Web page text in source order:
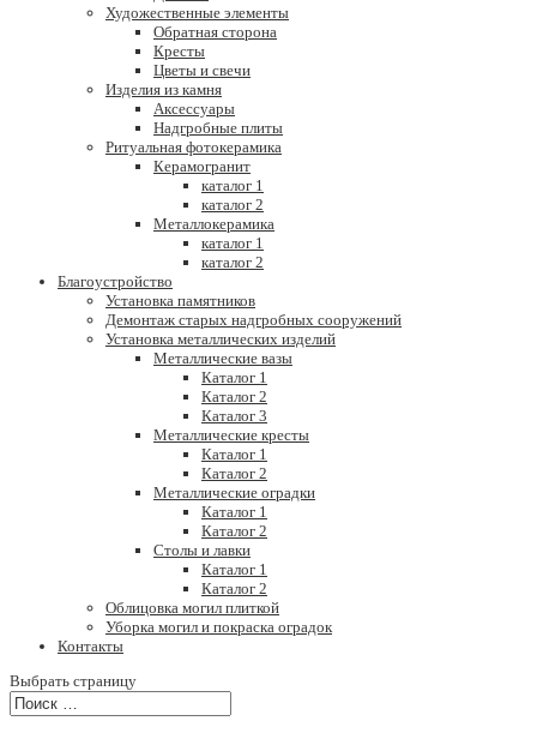
Художественные элементы
Обратная сторона
Кресты
Цветы и свечи
Изделия из камня
Аксессуары
Надгробные плиты
Ритуальная фотокерамика
Керамогранит
каталог 1
каталог 2
Металлокерамика
каталог 1
каталог 2
Благоустройство
Установка памятников
Демонтаж старых надгробных сооружений
Установка металлических изделий
Металлические вазы
Каталог 1
Каталог 2
Каталог 3
Металлические кресты
Каталог 1
Каталог 2
Металлические оградки
Каталог 1
Каталог 2
Столы и лавки
Каталог 1
Каталог 2
Облицовка могил плиткой
Уборка могил и покраска оградок
Контакты
Выбрать страницу